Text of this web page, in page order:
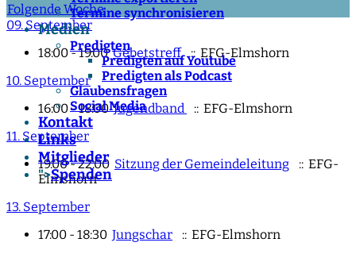
Termine synchronisieren
Medien
Predigten
Predigten auf Youtube
Predigten als Podcast
Glaubensfragen
Social Media
Kontakt
Links
Mitglieder
">Spenden
Folgende Woche
09. September
18:00 - 19:00Gebetstreff :: EFG-Elmshorn
10. September
16:00 - 18:00Jugendband
:: EFG-Elmshorn
11. September
19:00 - 22:00 Sitzung der Gemeindeleitung
:: EFG-
Elmshorn
13. September
17:00 - 18:30 Jungschar
:: EFG-Elmshorn